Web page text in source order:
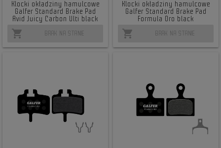
Klocki okładziny hamulcowe
Galfer Standard Brake Pad
Avid Juicy Carbon Ulti black
shopping_cart BRAK NA STANIE
Klocki okładziny hamulcowe
Galfer Standard Brake Pad
Formula Oro black
shopping_cart BRAK NA STANIE